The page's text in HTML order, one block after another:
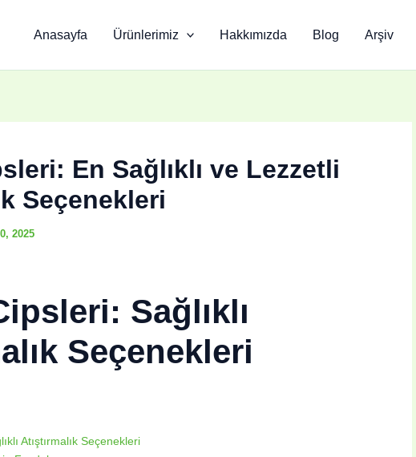
Anasayfa Ürünlerimiz Hakkımızda Blog Arşiv
En Sağlıklı ve Lezzetli
Seçenekleri
2025
Sağlıklı
Seçenekleri
Atıştırmalık Seçenekleri